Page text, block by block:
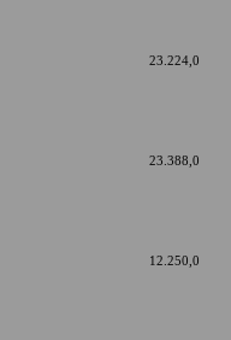
23.224,0
23.388,0
12.250,0